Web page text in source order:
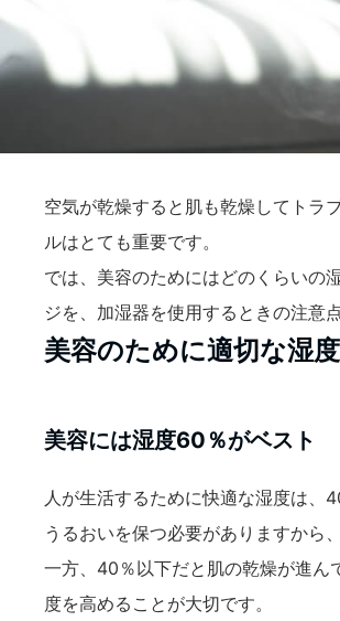
空気が乾燥すると肌も乾燥してトラ
ルはとても重要です。
では、美容のためにはどのくらい
ジを、加湿器を使用するときの注意
美容のために適切な湿
美容には湿度60％がベスト
人が生活するために快適な湿度は、
うるおいを保つ必要がありますから
一方、40％以下だと肌の乾燥が進ん
度を高めることが大切です。